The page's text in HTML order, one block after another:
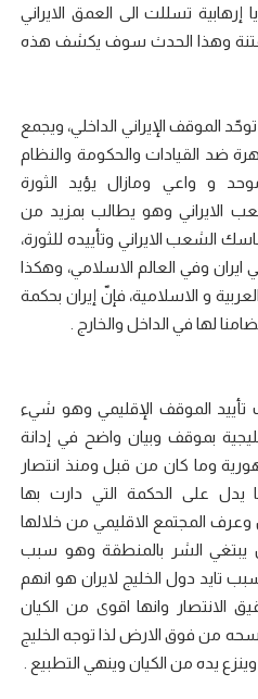
إرهابية تسللت الى العمق الايراني
وهذا الحدث سوف يكشف هذه
الموقف الإيراني الداخلي، ويجمع
ضد القيادات والحكومة والنظام
و واعي ومازال يؤيد الثورة
الايراني وهو يطالب بمزيد من
الشعب الايراني وتأييده للثورة،
ايران وفي العالم الاسلامي، وهكذا
و الاسلامية، فإنّ إيران بحكمة
لها في الداخل والخارج .
تأييد الموقف الإقليمي وهو شيء
بموقف وبيان واضح في إدانة
وما كان من قبل ومنذ انتصار
على الحكمة التي دارت بها
المجتمع الاقليمي من خلالها
يبتغي الشر بالمنطقة وهو سبب
تايد دول الخليج لايران هو انهم
الانتصار وانها اقوى من الكيان
من فوق الارض لذا توجه الخليج
يده من الكيان وينهي التطبيع .